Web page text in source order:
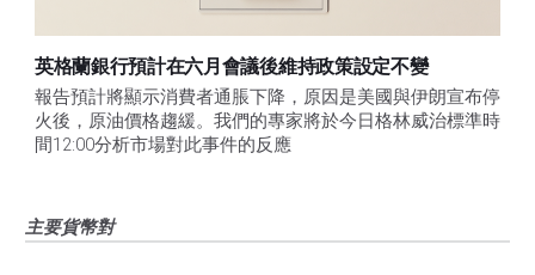
英格蘭銀行預計在六月會議後維持政策設定不變
報告預計將顯示消費者通脹下降，原因是美國與伊朗宣布停
火後，原油價格趨緩。我們的專家將於今日格林威治標準時
間12:00分析市場對此事件的反應
主要貨幣對